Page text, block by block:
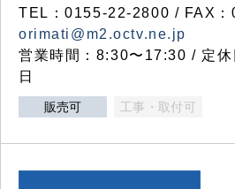
TEL：0155-22-2800 / FAX
orimati@m2.octv.ne.jp
営業時間：8:30〜17:30 / 定休
日
販売可 工事・取付可